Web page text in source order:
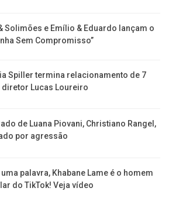
Solimões e Emílio & Eduardo lançam o
Sem Compromisso”
Spiller termina relacionamento de 7
diretor Lucas Loureiro
de Luana Piovani, Christiano Rangel,
por agressão
palavra, Khabane Lame é o homem
do TikTok! Veja vídeo